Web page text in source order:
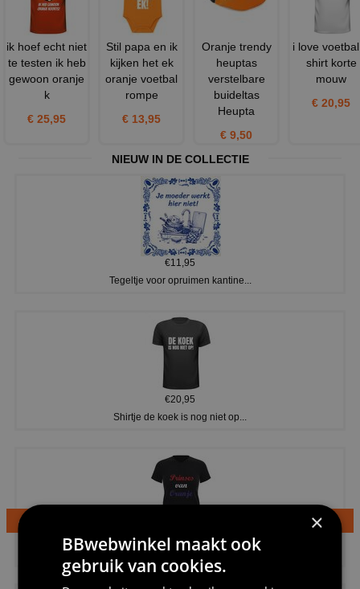
ik hoef echt niet
te testen ik heb
gewoon oranje
k
€ 25,95
Stil papa en ik
kijken het ek
oranje voetbal
rompe
€ 13,95
Oranje trendy
heuptas
verstelbare
buideltas
Heupta
€ 9,50
i love
shirt korte
mouw
€ 20,95
NIEUW IN DE COLLECTIE
€11,95
Tegeltje voor opruimen kantine...
€20,95
Shirtje de koek is nog niet op...
€24,95
Dames v hals t-shirt prinses v...
×
BBwebwinkel maakt ook
gebruik van cookies.